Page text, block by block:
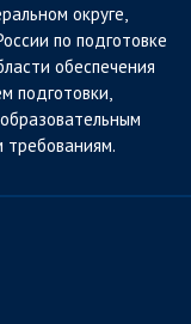
округе,
по подготовке
обеспечения
подготовки,